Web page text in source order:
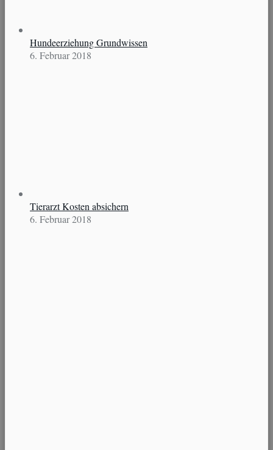
Hundeerziehung Grundwissen
6. Februar 2018
Tierarzt Kosten absichern
6. Februar 2018